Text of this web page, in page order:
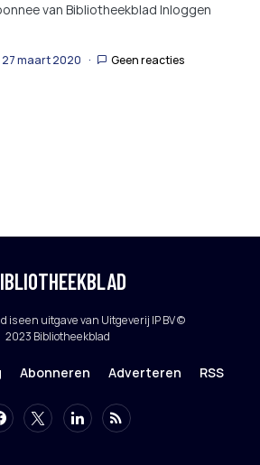
van Bibliotheekblad Inloggen
27 maart 2020 Geen reacties
is een uitgave van Uitgeverij IP BV ©
2023 Bibliotheekblad
Abonneren Adverteren RSS